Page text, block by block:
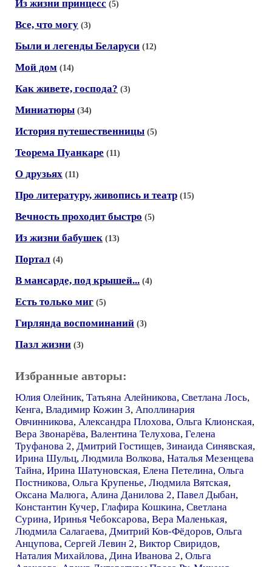
Из жизни принцесс (5)
Все, что могу (3)
Были и легенды Беларуси (12)
Мой дом (14)
Как живете, господа? (3)
Миниатюры (34)
История путешественницы (5)
Теорема Пуанкаре (11)
О друзьях (11)
Про литературу, живопись и театр (15)
Вечность проходит быстро (5)
Из жизни бабушек (13)
Портал (4)
В мансарде, под крышей... (4)
Есть только миг (5)
Гирлянда воспоминаний (3)
Пазл жизни (3)
Избранные авторы:
Юлия Олейник, Татьяна Алейникова, Светлана Лось,
Кенга, Владимир Кожин 3, Аполлинария
Овчинникова, Александра Плохова, Ольга Клионская,
Вера Звонарёва, Валентина Телухова, Гелена
Труфанова 2, Дмитрий Гостищев, Зинаида Синявская,
Ирина Шульц, Людмила Волкова, Наталья Мезенцева
Тайна, Ирина Шатуновская, Елена Петелина, Ольга
Постникова, Ольга Крупенье, Людмила Вятская,
Оксана Малюга, Алина Данилова 2, Павел Дыбан,
Константин Кучер, Глафира Кошкина, Светлана
Сурина, Иринья Чебоксарова, Вера Маленькая,
Людмила Салагаева, Дмитрий Ков-Фёдоров, Ольга
Анцупова, Сергей Левин 2, Виктор Свиридов,
Наталия Михайлова, Дина Иванова 2, Ольга